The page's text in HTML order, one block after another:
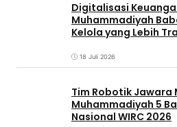
Digitalisasi
Muhammadiyah
Kelola yang Lebih
18 Juli 2026
Tim Robotik Jawara
Muhammadiyah 5
Nasional WIRC 2026